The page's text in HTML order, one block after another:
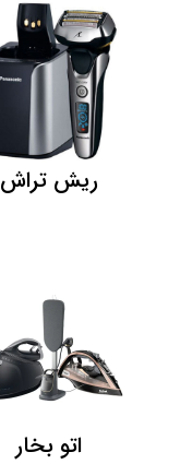
ریش تراش
اتو بخار